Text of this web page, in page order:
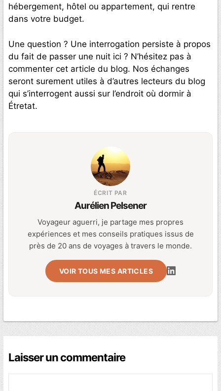
hébergement, hôtel ou appartement, qui rentre
dans votre budget.
Une question ? Une interrogation persiste à propos
du fait de passer une nuit ici ? N’hésitez pas à
commenter cet article du blog. Nos échanges
seront surement utiles à d’autres lecteurs du blog
qui s’interrogent aussi sur l’endroit où dormir à
Étretat.
ÉCRIT PAR
Aurélien Pelsener
Voyageur aguerri, je partage mes propres
expériences et mes conseils pratiques issus de
près de 20 ans de voyages à travers le monde.
VOIR TOUS MES ARTICLES
Laisser un commentaire